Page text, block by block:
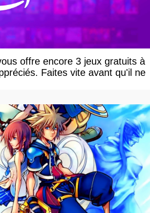
offre encore 3 jeux gratuits à
Faites vite avant qu'il ne